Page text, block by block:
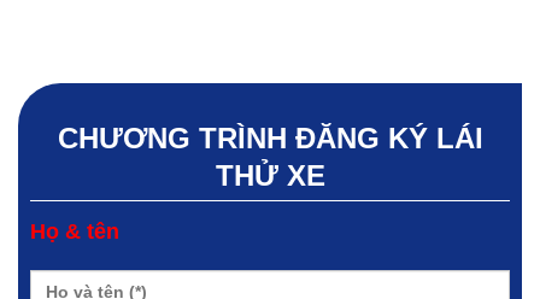
CHƯƠNG TRÌNH ĐĂNG KÝ LÁI
THỬ XE
Họ & tên